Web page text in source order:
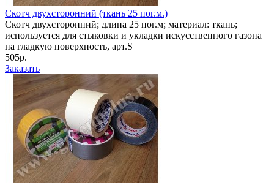
Скотч двухсторонний (ткань 25 пог.м.)
Скотч двухсторонний; длина 25 пог.м; материал: ткань;
используется для стыковки и укладки искусственного газона
на гладкую поверхность, арт.S
505р.
Заказать